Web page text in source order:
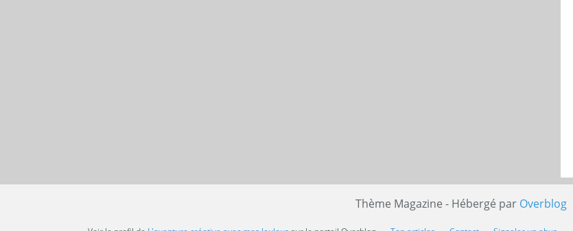
Thème Magazine - Hébergé par Overblog